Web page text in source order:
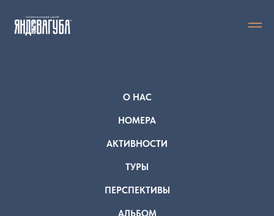
О НАС
НОМЕРА
АКТИВНОСТИ
ТУРЫ
ПЕРСПЕКТИВЫ
АЛЬБОМ